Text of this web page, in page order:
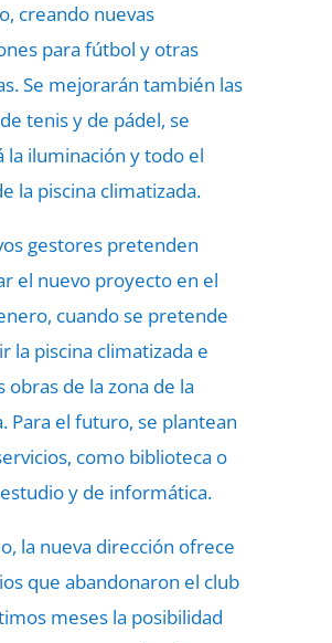
creando nuevas
para fútbol y otras
Se mejorarán también las
tenis y de pádel, se
la iluminación y todo el
la piscina climatizada.
gestores pretenden
el nuevo proyecto en el
cuando se pretende
la piscina climatizada e
obras de la zona de la
Para el futuro, se plantean
como biblioteca o
y de informática.
la nueva dirección ofrece
que abandonaron el club
meses la posibilidad